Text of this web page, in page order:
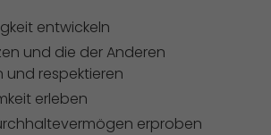
entwickeln
und die der Anderen
und respektieren
erleben
erproben